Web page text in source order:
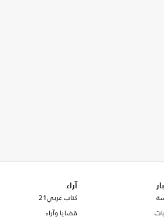
آراء
كتاب عربي21
قضايا وآراء